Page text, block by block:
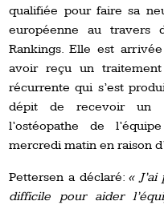
qualifiée pour faire sa
européenne au travers
Rankings. Elle est
avoir reçu un
récurrente qui s’est
dépit de recevoir un
l’ostéopathe de
mercredi matin en raison
Pettersen a déclaré: «
difficile pour aider